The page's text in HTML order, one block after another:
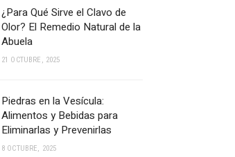
¿Para Qué Sirve el Clavo de
Olor? El Remedio Natural de la
Abuela
21 OCTUBRE, 2025
Piedras en la Vesícula:
Alimentos y Bebidas para
Eliminarlas y Prevenirlas
8 OCTUBRE, 2025